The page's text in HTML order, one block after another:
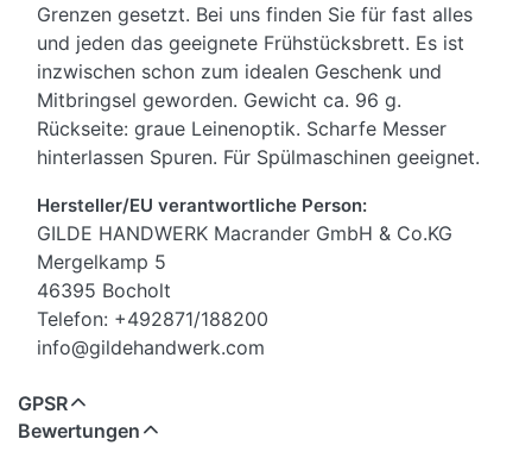
Grenzen gesetzt. Bei uns finden Sie für fast alles
und jeden das geeignete Frühstücksbrett. Es ist
inzwischen schon zum idealen Geschenk und
Mitbringsel geworden. Gewicht ca. 96 g.
Rückseite: graue Leinenoptik. Scharfe Messer
hinterlassen Spuren. Für Spülmaschinen geeignet.
Hersteller/EU verantwortliche Person:
GILDE HANDWERK Macrander GmbH & Co.KG
Mergelkamp 5
46395 Bocholt
Telefon: +492871/188200
info@gildehandwerk.com
GPSR
Bewertungen